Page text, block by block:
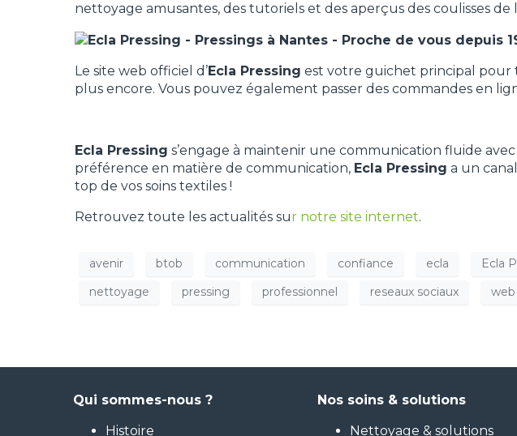
nettoyage amusantes, des tutoriels et des aperçus des coulisses de
Le site web officiel d’Ecla Pressing est votre guichet principal pour
plus encore. Vous pouvez également passer des commandes en
Ecla Pressing s’engage à maintenir une communication fluide
préférence en matière de communication, Ecla Pressing a un
top de vos soins textiles !
Retrouvez toute les actualités sur notre site internet.
avenir btob communication confiance ecla Ecla
nettoyage
pressing professionnel reseaux sociaux web
Qui sommes-nous ?
Histoire
Nos soins & solutions
Nettoyage & solutions